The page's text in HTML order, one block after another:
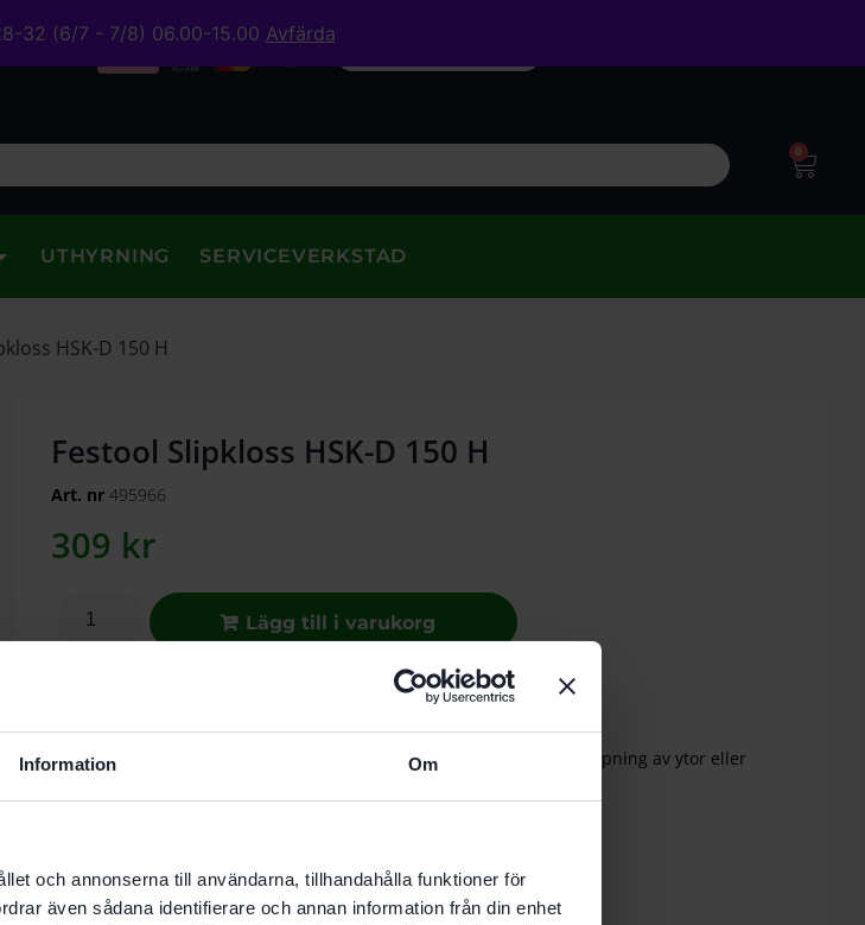
Information Om
och annonserna till användarna, tillhandahålla funktioner för
även sådana identifierare och annan information från din enhet
32 (6/7 - 7/8) 06.00-15.00 Avfärda
0
UTHYRNING SERVICEVERKSTAD
HSK-D 150 H
Festool Slipkloss HSK-D 150 H
Art. nr 495966
309 kr
Lägg till i varukorg
För snabb handslipning av ytter- och innerkanter. För snabb handslipning av ytor eller
Beskrivning Recensioner (0)